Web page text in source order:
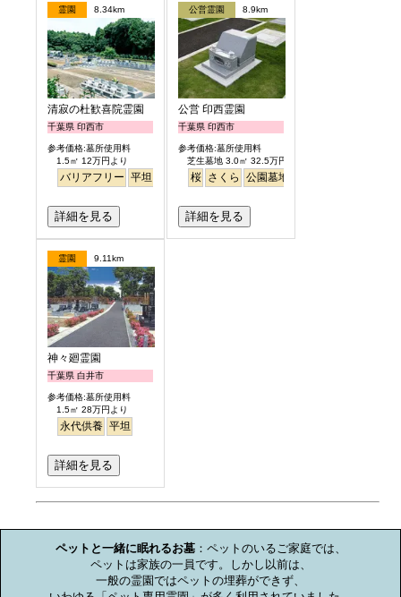
霊園 8.34km
清寂の杜歓喜院霊園
千葉県 印西市
参考価格:墓所使用料
1.5㎡ 12万円より
バリアフリー 平坦
詳細を見る
公営霊園 8.9km
公営 印西霊園
千葉県 印西市
参考価格:墓所使用料
芝生墓地 3.0㎡ 32.5万円より
桜 さくら 公園墓地
詳細を見る
霊園 9.11km
神々廻霊園
千葉県 白井市
参考価格:墓所使用料
1.5㎡ 28万円より
永代供養 平坦
詳細を見る
ペットと一緒に眠れるお墓：ペットのいるご家庭では、
ペットは家族の一員です。しかし以前は、
一般の霊園ではペットの埋葬ができず、